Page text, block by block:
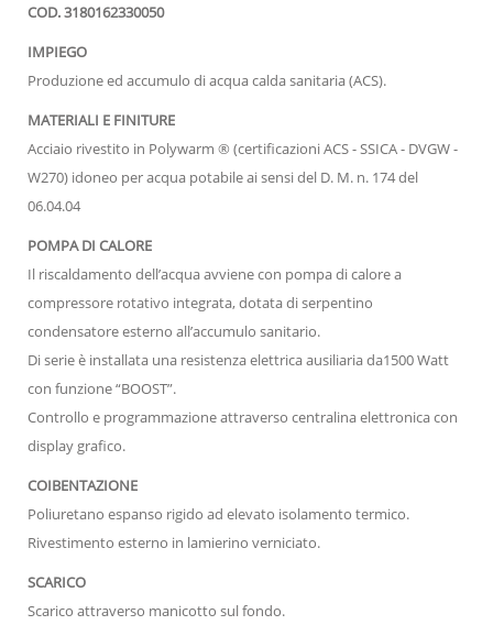
COD. 3180162330050
IMPIEGO
Produzione ed accumulo di acqua calda sanitaria (ACS).
MATERIALI E FINITURE
Acciaio rivestito in Polywarm ® (certificazioni ACS - SSICA - DVGW -
W270) idoneo per acqua potabile ai sensi del D. M. n. 174 del
06.04.04
POMPA DI CALORE
Il riscaldamento dell’acqua avviene con pompa di calore a
compressore rotativo integrata, dotata di serpentino
condensatore esterno all’accumulo sanitario.
Di serie è installata una resistenza elettrica ausiliaria da1500 Watt
con funzione “BOOST”.
Controllo e programmazione attraverso centralina elettronica con
display grafico.
COIBENTAZIONE
Poliuretano espanso rigido ad elevato isolamento termico.
Rivestimento esterno in lamierino verniciato.
SCARICO
Scarico attraverso manicotto sul fondo.